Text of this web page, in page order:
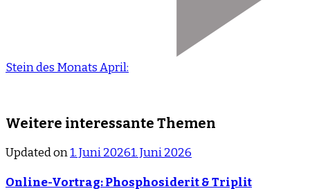
Stein des Monats April:
Weitere interessante Themen
Updated on1. Juni 20261. Juni 2026
Online-Vortrag: Phosphosiderit & Triplit